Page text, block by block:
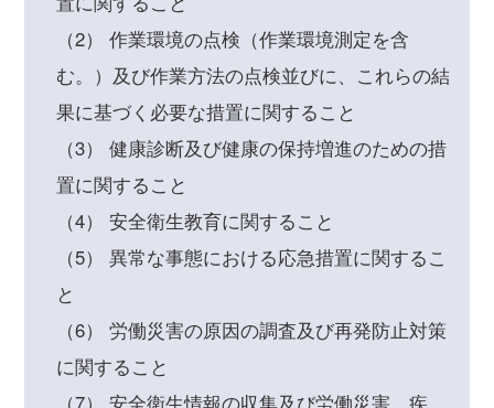
（2） 作業環境の点検（作業環境測定を含
む。）及び作業方法の点検並びに、これらの結
果に基づく必要な措置に関すること
（3） 健康診断及び健康の保持増進のための措
置に関すること
（4） 安全衛生教育に関すること
（5） 異常な事態における応急措置に関するこ
と
（6） 労働災害の原因の調査及び再発防止対策
に関すること
（7） 安全衛生情報の収集及び労働災害、疾